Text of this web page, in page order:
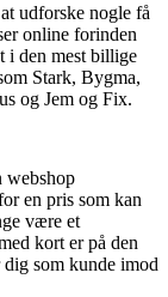
udforske nogle få
online forinden
i den mest billige
Stark, Bygma,
og Jem og Fix.
webshop
en pris som kan
være et
kort er på den
som kunde imod